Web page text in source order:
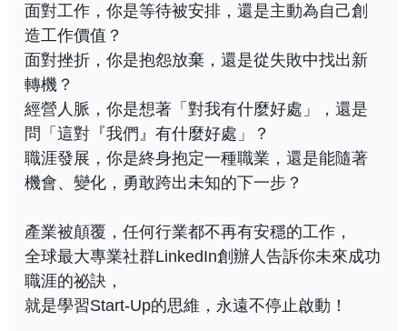
面對工作，你是等待被安排，還是主動為自己創
造工作價值？
面對挫折，你是抱怨放棄，還是從失敗中找出新
轉機？
經營人脈，你是想著「對我有什麼好處」，還是
問「這對『我們』有什麼好處」？
職涯發展，你是終身抱定一種職業，還是能隨著
機會、變化，勇敢跨出未知的下一步？
產業被顛覆，任何行業都不再有安穩的工作，
全球最大專業社群LinkedIn創辦人告訴你未來成功
職涯的祕訣，
就是學習Start-Up的思維，永遠不停止啟動！